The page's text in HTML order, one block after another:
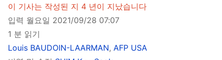
이 기사는 작성된 지 4 년이 지났습니다
입력 월요일 2021/09/28 07:07
1 분 읽기
Louis BAUDOIN-LAARMAN, AFP USA